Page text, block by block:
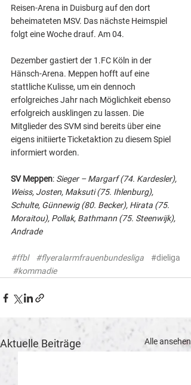
Reisen-Arena in Duisburg auf den dort
beheimateten MSV. Das nächste Heimspiel
folgt eine Woche drauf. Am 04.
Dezember gastiert der 1.FC Köln in der
Hänsch-Arena. Meppen hofft auf eine
stattliche Kulisse, um ein dennoch
erfolgreiches Jahr nach Möglichkeit ebenso
erfolgreich ausklingen zu lassen. Die
Mitglieder des SVM sind bereits über eine
eigens initiierte Ticketaktion zu diesem Spiel
informiert worden.
SV Meppen: Sieger – Margarf (74. Kardesler),
Weiss, Josten, Maksuti (75. Ihlenburg),
Schulte, Günnewig (80. Becker), Hirata (75.
Moraitou), Pollak, Bathmann (75. Steenwijk),
Andrade
#ffbl #flyeralarmfrauenbundesliga
#dieliga
#kommadie
Aktuelle Beiträge Alle ansehen